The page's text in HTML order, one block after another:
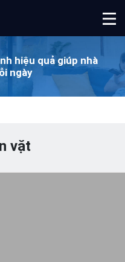
hiệu quảgiúp nhà
ngày
vặt